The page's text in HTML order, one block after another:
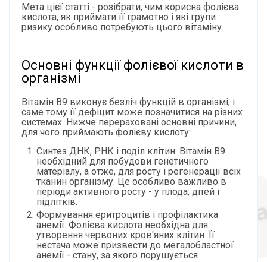
Мета цієї статті - розібрати, чим корисна фолієва
кислота, як приймати її грамотно і які групи
ризику особливо потребують цього вітаміну.
Основні функції фолієвої кислоти в
організмі
Вітамін B9 виконує безліч функцій в організмі, і
саме тому її дефіцит може позначитися на різних
системах. Нижче перераховані основні причини,
для чого приймають фолієву кислоту:
Синтез ДНК, РНК і поділ клітин. Вітамін B9
необхідний для побудови генетичного
матеріалу, а отже, для росту і регенерації всіх
тканин організму. Це особливо важливо в
періоди активного росту - у плода, дітей і
підлітків.
Формування еритроцитів і профілактика
анемії. Фолієва кислота необхідна для
утворення червоних кров'яних клітин. Її
нестача може призвести до мегалобластної
анемії - стану, за якого порушується